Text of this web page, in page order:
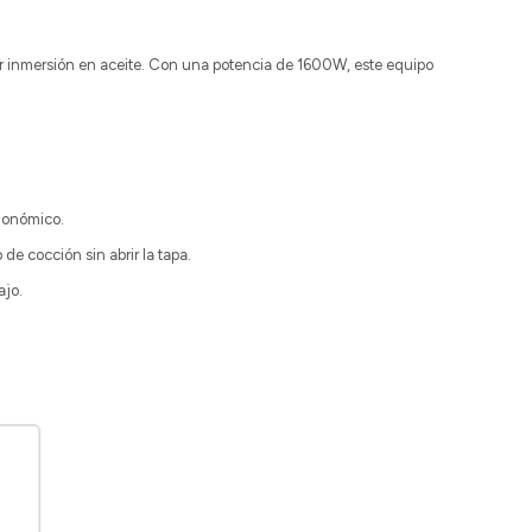
en aceite. Con una potencia de 1600W, este equipo
cocción sin abrir la tapa.